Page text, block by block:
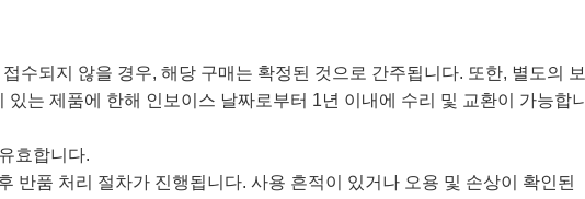
수되지 않을 경우, 해당 구매는 확정된 것으로 간주됩니다. 또한, 별도의 보
는 제품에 한해 인보이스 날짜로부터 1년 이내에 수리 및 교환이 가능합니
효합니다.
반품 처리 절차가 진행됩니다. 사용 흔적이 있거나 오용 및 손상이 확인된